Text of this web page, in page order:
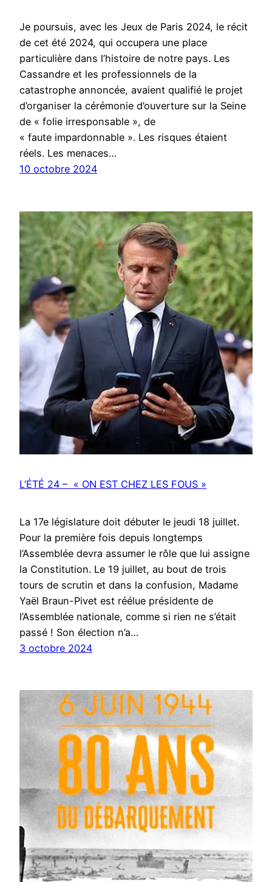
Je poursuis, avec les Jeux de Paris 2024, le récit
de cet été 2024, qui occupera une place
particulière dans l’histoire de notre pays. Les
Cassandre et les professionnels de la
catastrophe annoncée, avaient qualifié le projet
d’organiser la cérémonie d’ouverture sur la Seine
de « folie irresponsable », de
« faute impardonnable ». Les risques étaient
réels. Les menaces…
10 octobre 2024
L’ÉTÉ 24 – « ON EST CHEZ LES FOUS »
La 17e législature doit débuter le jeudi 18 juillet.
Pour la première fois depuis longtemps
l’Assemblée devra assumer le rôle que lui assigne
la Constitution. Le 19 juillet, au bout de trois
tours de scrutin et dans la confusion, Madame
Yaël Braun-Pivet est réélue présidente de
l’Assemblée nationale, comme si rien ne s’était
passé ! Son élection n’a…
3 octobre 2024